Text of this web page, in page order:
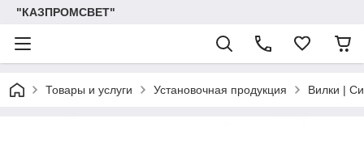
"КАЗПРОМСВЕТ"
Товары и услуги Установочная продукция Вилки |